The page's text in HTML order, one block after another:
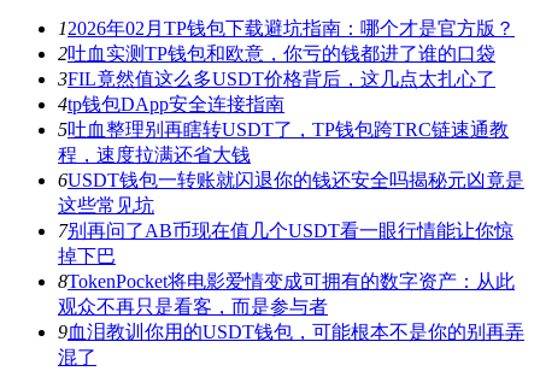
12026年02月TP钱包下载避坑指南：哪个才是官方版？
2吐血实测TP钱包和欧意，你亏的钱都进了谁的口袋
3FIL竟然值这么多USDT价格背后，这几点太扎心了
4tp钱包DApp安全连接指南
5吐血整理别再瞎转USDT了，TP钱包跨TRC链速通教
程，速度拉满还省大钱
6USDT钱包一转账就闪退你的钱还安全吗揭秘元凶竟是
这些常见坑
7别再问了AB币现在值几个USDT看一眼行情能让你惊
掉下巴
8TokenPocket将电影爱情变成可拥有的数字资产：从此
观众不再只是看客，而是参与者
9血泪教训你用的USDT钱包，可能根本不是你的别再弄
混了